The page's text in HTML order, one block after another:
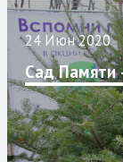
24 Июн 2020
Сад Памяти